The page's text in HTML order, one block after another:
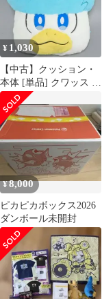
¥ 1,030
【中古】クッション・
本体 [単品] クワッス ふ
わふわフェイスクッシ
ョン 「ポケットモンス
ター ピカピカボックス
2024」 ポケモンセンタ
ー限定
¥8,000
ピカピカボックス2026
ダンボール未開封